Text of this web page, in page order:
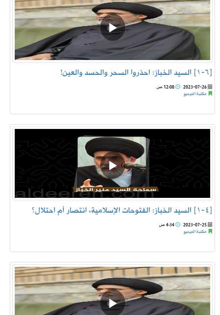
[٦-١] السيد الخباز: احذروا السحر والحسد والعين!
2023-07-26
مكتبة الفيديو
[٤-١] السيد الخباز: الفتوحات الإسلامية، انتصار أم احتلال؟
2023-07-25
مكتبة الفيديو